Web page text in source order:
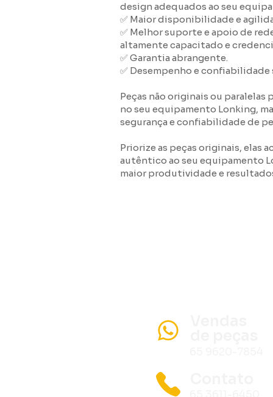
design adequados ao seu
✅ Maior disponibilidade e
✅ Melhor suporte e apoio de
altamente capacitado e
✅ Garantia abrangente.
✅ Desempenho e
Peças não originais ou paralelas
no seu equipamento Lonking,
segurança e confiabilidade de
Priorize as peças originais, elas
autêntico ao seu equipamento
maior produtividade e